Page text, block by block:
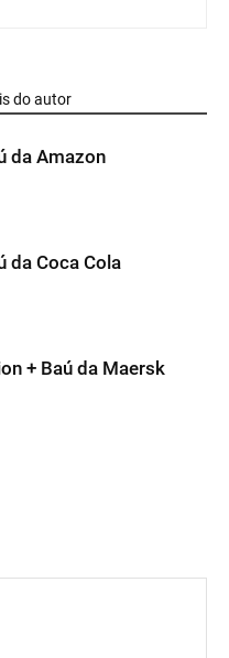
do autor
da Amazon
da Coca Cola
+ Baú da Maersk